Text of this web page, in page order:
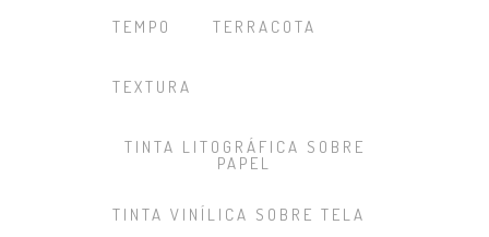
TEMPO TERRACOTA
TEXTURA
TINTA LITOGRÁFICA SOBRE
PAPEL
TINTA VINÍLICA SOBRE TELA